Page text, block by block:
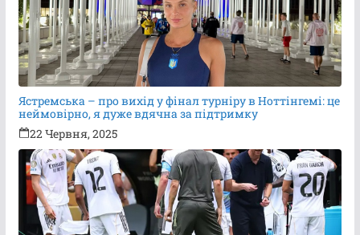
Ястремська – про вихід у фінал турніру в Ноттінгемі: це
неймовірно, я дуже вдячна за підтримку
22 Червня, 2025